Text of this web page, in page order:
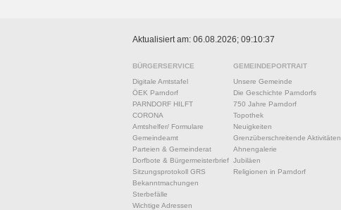
Aktualisiert am: 06.08.2026; 09:10:37
BÜRGERSERVICE
Digitale Amtstafel
ÖEK Parndorf
PARNDORF HILFT
CORONA
Amtshelfer/ Formulare
Gemeindeamt
Parteien & Gemeinderat
Dorfbote & Bürgermeisterbrief
Sitzungsprotokoll GRS
Bekanntmachungen
Sterbefälle
Wichtige Adressen
GEMEINDEPORTRAIT
Unsere Gemeinde
Die Geschichte Parndorfs
750 Jahre Parndorf
Topothek
Neuigkeiten
Grenzüberschreitende Aktivitäten
Ahnengalerie
Jubiläen
Religionen in Parndorf